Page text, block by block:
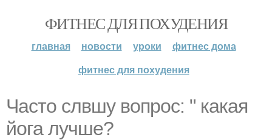
ФИТНЕС ДЛЯ ПОХУДЕНИЯ
главная новости уроки
фитнес дома
фитнес для похудения
Часто слвшу вопрос: " какая
йога лучше?